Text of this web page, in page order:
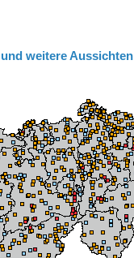
weitere Aussichten